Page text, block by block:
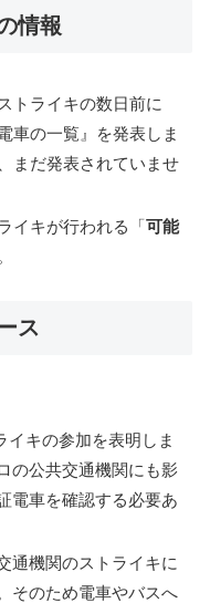
情報
トライキの数日前に
車の一覧』を発表しま
まだ発表されていませ
イキが行われる「 可能
ス
イキの参加を表明しま
の公共交通機関にも影
電車を確認する必要あ
通機関のストライキに
そのため電車やバスへ